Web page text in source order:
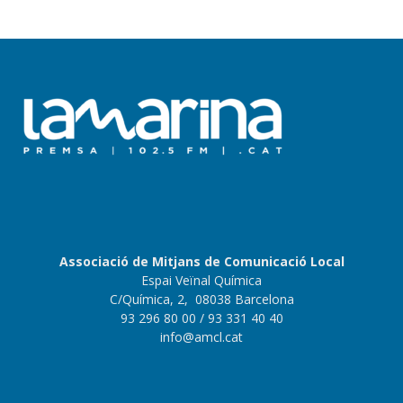
Associació de Mitjans de Comunicació Local
Espai Veïnal Química
C/Química, 2, 08038 Barcelona
93 296 80 00 / 93 331 40 40
info@amcl.cat